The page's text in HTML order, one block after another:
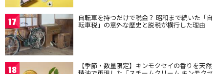
17 自転車を持つだけで税金？ 昭和まで続いた「自
転車税」の意外な歴史と脱税が横行した理由
18 【季節・数量限定】キンモクセイの香りを天然